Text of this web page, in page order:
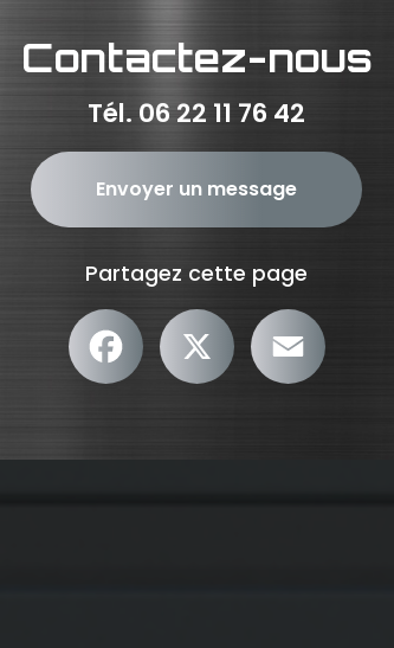
Contactez-nous
Tél. 06 22 11 76 42
Envoyer un message
Partagez cette page
Facebook